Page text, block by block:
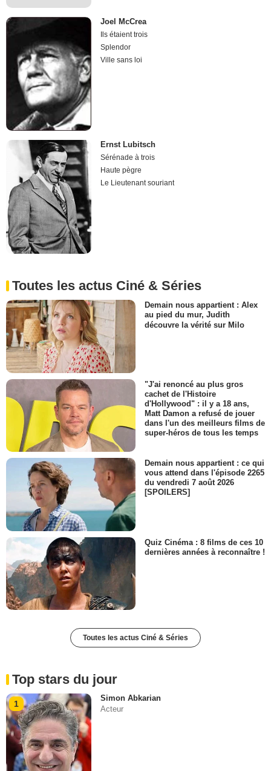
Joel McCrea
Ils étaient trois
Splendor
Ville sans loi
Ernst Lubitsch
Sérénade à trois
Haute pègre
Le Lieutenant souriant
Toutes les actus Ciné & Séries
Demain nous appartient : Alex
au pied du mur, Judith
découvre la vérité sur Milo
"J'ai renoncé au plus gros
cachet de l'Histoire
d'Hollywood" : il y a 18 ans,
Matt Damon a refusé de jouer
dans l'un des meilleurs films de
super-héros de tous les temps
Demain nous appartient : ce qui
vous attend dans l'épisode 2265
du vendredi 7 août 2026
[SPOILERS]
Quiz Cinéma : 8 films de ces 10
dernières années à reconnaître !
Toutes les actus Ciné & Séries
Top stars du jour
1
Simon Abkarian
Acteur